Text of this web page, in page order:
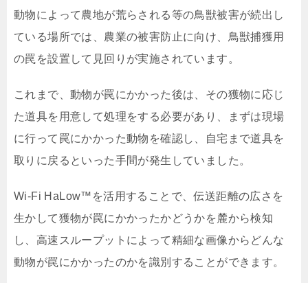
動物によって農地が荒らされる等の鳥獣被害が続出し
ている場所では、農業の被害防止に向け、鳥獣捕獲用
の罠を設置して見回りが実施されています。
これまで、動物が罠にかかった後は、その獲物に応じ
た道具を用意して処理をする必要があり、まずは現場
に行って罠にかかった動物を確認し、自宅まで道具を
取りに戻るといった手間が発生していました。
Wi-Fi HaLow™を活用することで、伝送距離の広さを
生かして獲物が罠にかかったかどうかを麓から検知
し、高速スループットによって精細な画像からどんな
動物が罠にかかったのかを識別することができます。